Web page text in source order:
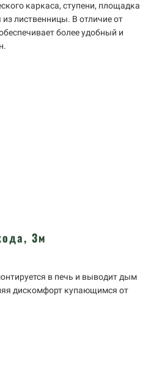
каркаса, ступени, площадка
лиственницы. В отличие от
более удобный и
3м
в печь и выводит дым
дискомфорт купающимся от